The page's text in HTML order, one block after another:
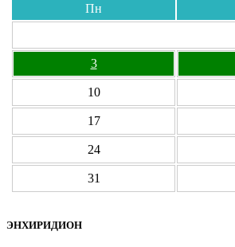
Пн
3
10
17
24
31
ЭНХИРИДИОН